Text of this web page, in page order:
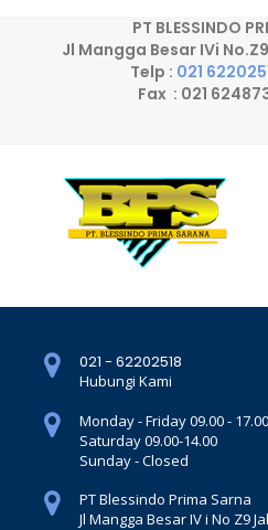
PT BLESSINDO
Jl Mangga Besar IVi
Telp : 021
Fax : 021
021 - 62202518
Hubungi Kami
Monday - Friday 09.00 - 17.00
Saturday 09.00-14.00
Sunday - Closed
PT Blessindo Prima Sarna
Jl Mangga Besar IV i No Z9